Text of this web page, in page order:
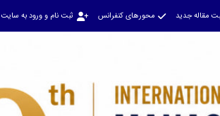
مقاله جدید محورهای کنفرانس ثبت نام و ورود به سایت